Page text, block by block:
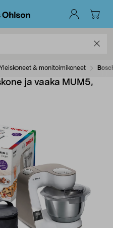
Yleiskoneet & monitoimikoneet
ja vaaka MUM5,